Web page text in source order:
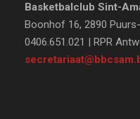
Basketbalclub Sint-
Boonhof 16, 2890
0406.651.021 | RPR